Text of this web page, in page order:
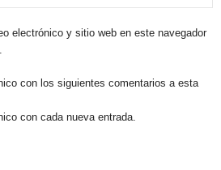
electrónico y sitio web en este navegador
con los siguientes comentarios a esta
con cada nueva entrada.